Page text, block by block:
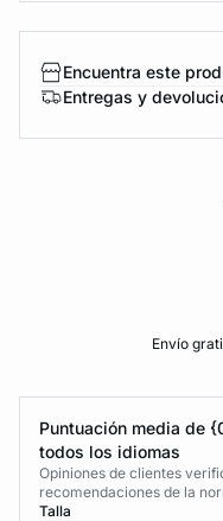
Encuentra este
Entregas y
Envío
Puntuación media de
todos los idiomas
Opiniones de clientes
recomendaciones de la
Talla